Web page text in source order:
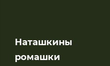
Наташкины
ромашки